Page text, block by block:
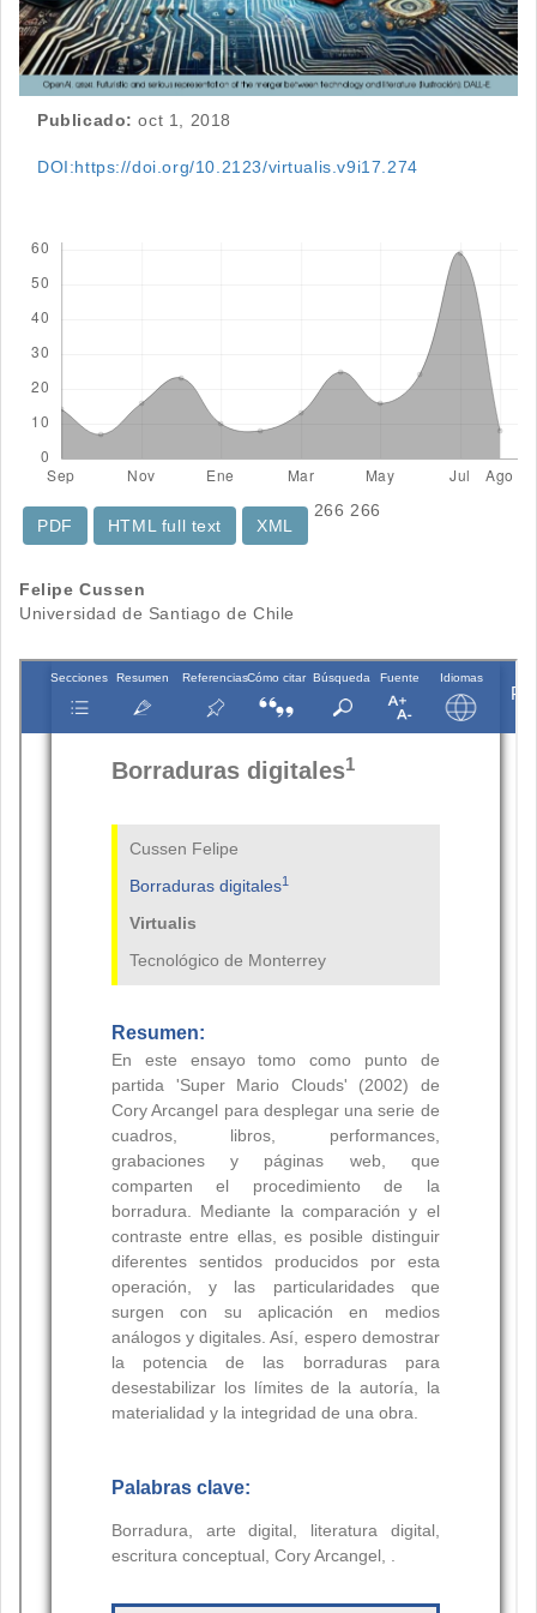
Publicado: oct 1, 2018
DOI:https://doi.org/10.2123/virtualis.v9i17.274
266
PDF
266
HTML full text
XML
Contenido
del
artículo
Felipe Cussen
Universidad de Santiago de Chile